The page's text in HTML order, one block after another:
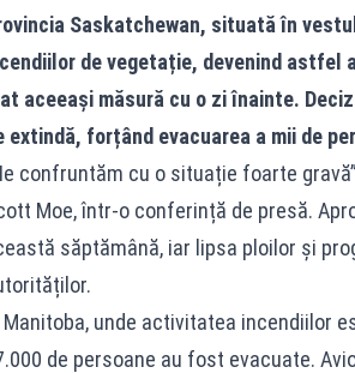
Saskatchewan, situată în
de vegetație, devenind astfel
aceeași măsură cu o zi înainte.
extindă, forțând evacuarea a mii de
confruntăm cu o situație foarte
Moe, într-o conferință de presă.
săptămână, iar lipsa ploilor și
Manitoba, unde activitatea incendiilor
de persoane au fost evacuate.